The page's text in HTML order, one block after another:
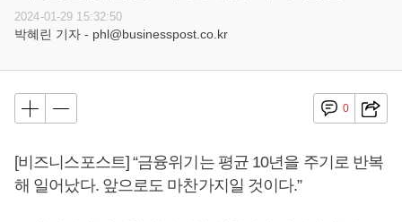
2024-01-29 15:32:50
박혜린 기자 - phl@businesspost.co.kr
0
[비즈니스포스트] “금융위기는 평균 10년을 주기로 반복
해 일어났다. 앞으로도 마찬가지일 것이다.”